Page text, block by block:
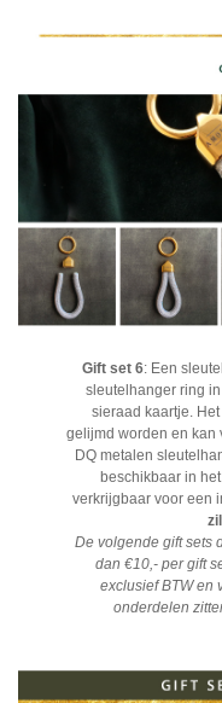
Gift set 6: Een
sleutelhanger ring
sieraad kaartje.
gelijmd worden en kan
DQ metalen
beschikbaar in
verkrijgbaar voor een
De volgende gift sets
dan €10,- per gift
exclusief BTW en
onderdelen